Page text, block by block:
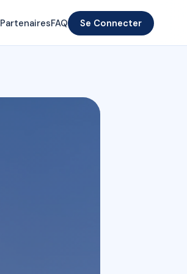
PartenairesFAQ Se Connecter